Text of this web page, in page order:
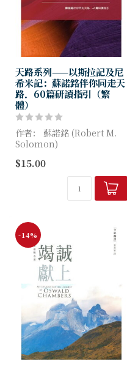
天路系列——以斯拉記及尼
希米記：蘇諾銘伴你同走天
路．60篇研讀指引（繁
體）
作者： 蘇諾銘 (Robert M.
Solomon)
雖然以斯拉記和尼希米記是記
錄上帝應許以色列在巴比倫被
擄70年後返回家園的歷史，但
同時也為今日的我們...
$15.00
-14%